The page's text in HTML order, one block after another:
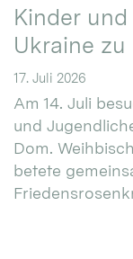
Kinder
Ukraine
17. Juli 2026
Am 14. Juli
und
Dom.
betete